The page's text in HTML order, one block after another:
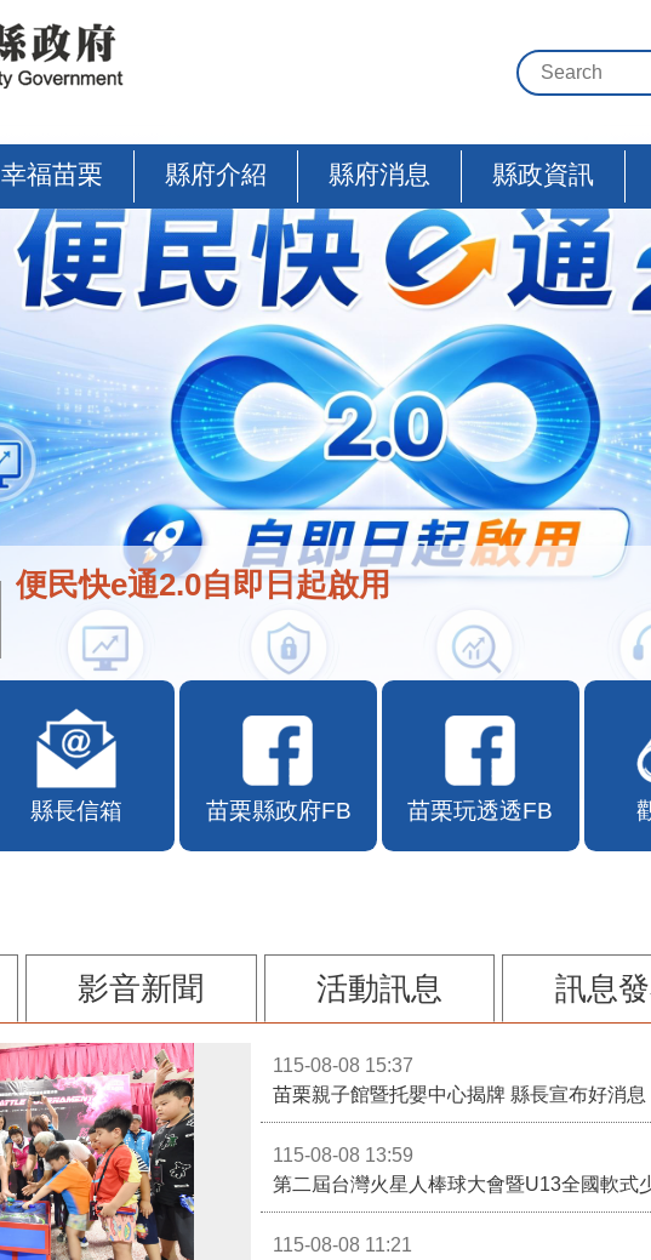
幸福苗栗 縣府介紹 縣府消息 縣政資訊
便民快e通2.0自即日起啟用
縣長信箱 苗栗縣政府FB 苗栗玩透透FB
影音新聞 活動訊息 訊息
115-08-08 15:37
苗栗親子館暨托嬰中心揭牌 縣長宣布好消
115-08-08 13:59
第二屆台灣火星人棒球大會暨U13全國軟式
115-08-08 11:21